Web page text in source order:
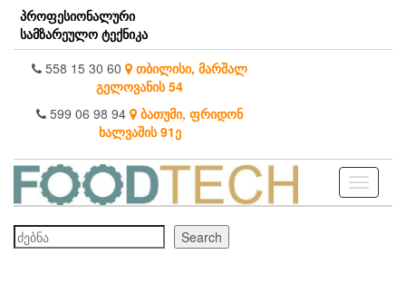
Skip
the
content
პროფესიონალური
სამზარეულო ტექნიკა
558 15 30 60 თბილისი, მარშალ
გელოვანის 54
599 06 98 94 ბათუმი, ფრიდონ
ხალვაშის 91ე
Toggle
ძებნა
Search